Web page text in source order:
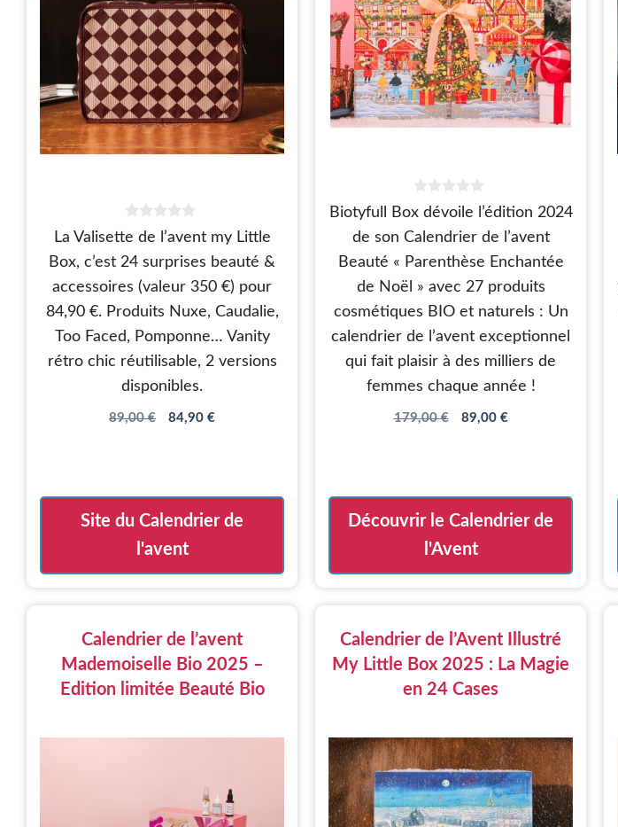
s
u
r
5
La Valisette de l’avent my Little
Box, c’est 24 surprises beauté &
accessoires (valeur 350 €) pour
84,90 €. Produits Nuxe, Caudalie,
Too Faced, Pomponne… Vanity
rétro chic réutilisable, 2 versions
disponibles.
89,00€
Le
89,00 €.
84,90 €Le
84,90 €.
Site du Calendrier de
l'avent
s
u
r
5
Biotyfull Box dévoile l’édition 2024
de son Calendrier de l’avent
Beauté « Parenthèse Enchantée
de Noël » avec 27 produits
cosmétiques BIO et naturels : Un
calendrier de l’avent exceptionnel
qui fait plaisir à des milliers de
femmes chaque année !
179,00€
Le
179,00 €.
89,00 €Le
89,00 €.
Découvrir le Calendrier de
l'Avent
Calendrier de l’avent
Mademoiselle Bio 2025 –
Edition limitée Beauté Bio
Calendrier de l’Avent Illustré
My Little Box 2025 : La Magie
en 24 Cases